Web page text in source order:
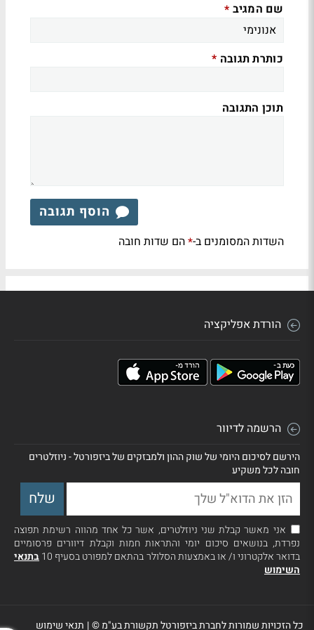
שם המגיב *
כותרת תגובה *
תוכן התגובה
הוסף תגובה
השדות המסומנים ב-*הם שדות חובה
הורדת אפליקציה
הרשמה לדיוור
הירשם לסיכום היומי של שוק ההון ולמבזקים של ביזפורטל - ניוזלטרים
חובה לכל משקיע
אני מאשר קבלת שני ניוזלטרים, אשר כל אחד מהווה רשימת תפוצה
נפרדת, בנושאים סיכום יומי והתראות חמות וקבלת דיוורים פרסומיים
בדואר אלקטרוני ו/ או באמצעות הסלולר בהתאם למפורט בסעיף 10
בתנאי
השימוש
כל הזכויות שמורות לחברת ביזפורטל תקשורת בע"מ ©| תנאי שימוש